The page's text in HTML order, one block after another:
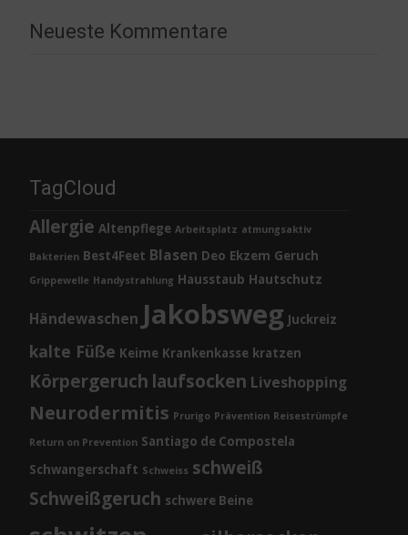
Neueste Kommentare
TagCloud
Allergie Altenpflege Arbeitsplatz atmungsaktiv
Bakterien Best4Feet Blasen Deo Ekzem Geruch
Grippewelle Handystrahlung Hausstaub Hautschutz
Händewaschen Jakobsweg Juckreiz
kalte Füße Keime Krankenkasse kratzen
Körpergeruch laufsocken Liveshopping
Neurodermitis Prurigo Prävention Reisestrümpfe
Return on Prevention Santiago de Compostela
Schwangerschaft Schweiss schweiß
Schweißgeruch schwere Beine